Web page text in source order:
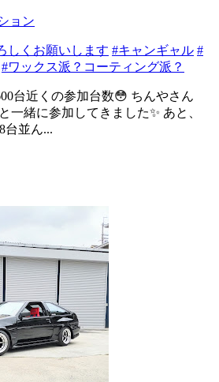
ョン
しくお願いします #キャンギャル #
#ワックス派？コーティング派？
台近くの参加台数😳 ちんやさん
一緒に参加してきました✨ あと、
台並ん...